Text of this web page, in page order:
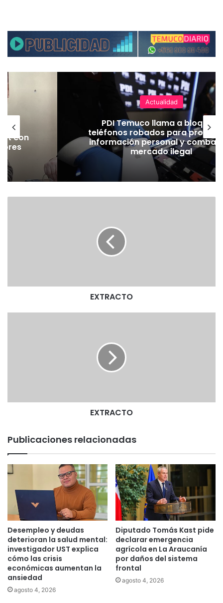
en
con
Actualidad
PDI Temuco llama a bloquear
teléfonos robados para
información personal y
mercado ilegal
EXTRACTO
EXTRACTO
Publicaciones relacionadas
Desempleo y deudas
deterioran la salud mental:
investigador UST explica
cómo las crisis
económicas aumentan la
ansiedad
agosto 4, 2026
Diputado Tomás Kast pide
declarar emergencia
agrícola en La Araucanía
por daños del sistema
frontal
agosto 4, 2026